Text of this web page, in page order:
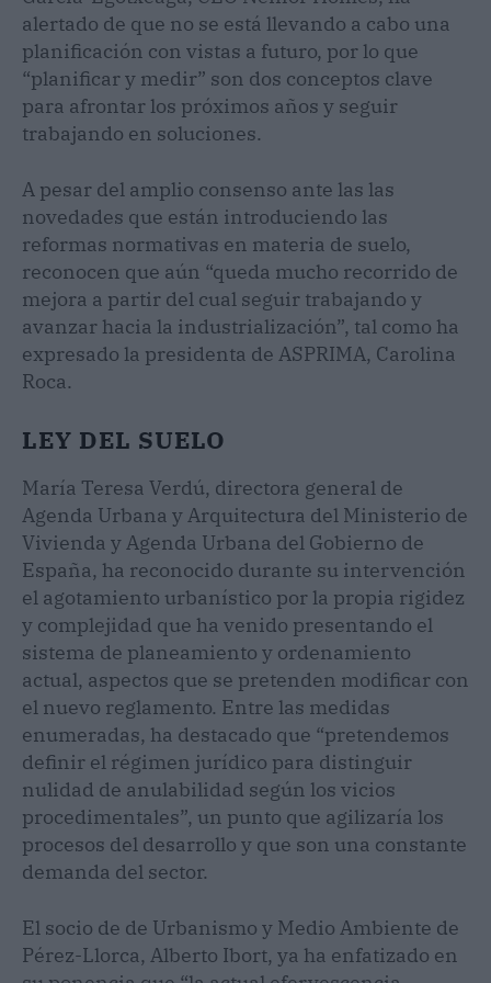
alertado de que no se está llevando a cabo una
planificación con vistas a futuro, por lo que
“planificar y medir” son dos conceptos clave
para afrontar los próximos años y seguir
trabajando en soluciones.
A pesar del amplio consenso ante las las
novedades que están introduciendo las
reformas normativas en materia de suelo,
reconocen que aún “queda mucho recorrido de
mejora a partir del cual seguir trabajando y
avanzar hacia la industrialización”, tal como ha
expresado la presidenta de ASPRIMA, Carolina
Roca.
LEY DEL SUELO
María Teresa Verdú, directora general de
Agenda Urbana y Arquitectura del Ministerio de
Vivienda y Agenda Urbana del Gobierno de
España, ha reconocido durante su intervención
el agotamiento urbanístico por la propia rigidez
y complejidad que ha venido presentando el
sistema de planeamiento y ordenamiento
actual, aspectos que se pretenden modificar con
el nuevo reglamento. Entre las medidas
enumeradas, ha destacado que “pretendemos
definir el régimen jurídico para distinguir
nulidad de anulabilidad según los vicios
procedimentales”, un punto que agilizaría los
procesos del desarrollo y que son una constante
demanda del sector.
El socio de de Urbanismo y Medio Ambiente de
Pérez-Llorca, Alberto Ibort, ya ha enfatizado en